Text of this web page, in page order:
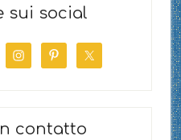
sui social
contatto